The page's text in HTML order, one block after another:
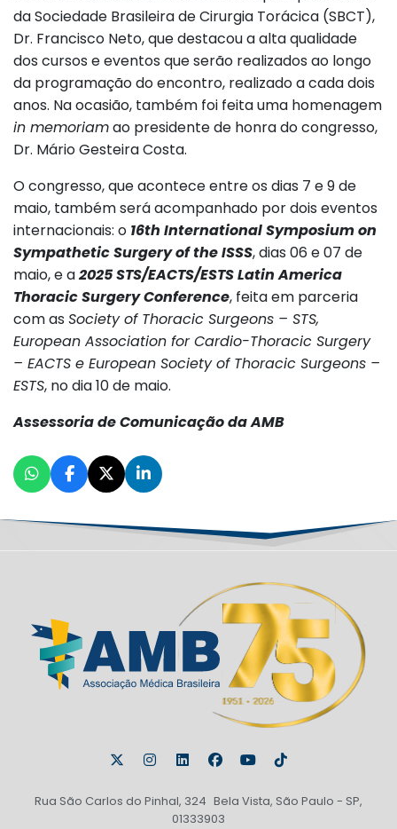
da Sociedade Brasileira de Cirurgia Torácica (SBCT),
Dr. Francisco Neto, que destacou a alta qualidade
dos cursos e eventos que serão realizados ao longo
da programação do encontro, realizado a cada dois
anos. Na ocasião, também foi feita uma homenagem
in memoriamao presidente de honra do congresso,
Dr. Mário Gesteira Costa.
O congresso, que acontece entre os dias 7 e 9 de
maio, também será acompanhado por dois eventos
internacionais: o 16th International Symposium on
Sympathetic Surgery of the ISSS, dias 06 e 07 de
maio, e a2025 STS/EACTS/ESTS Latin America
Thoracic Surgery Conference, feita em parceria
com as Society of Thoracic Surgeons – STS,
European Association for Cardio-Thoracic Surgery
– EACTS e European Society of Thoracic Surgeons –
ESTS, no dia 10 de maio.
Assessoria de Comunicação da AMB
Rua São Carlos do Pinhal, 324 Bela Vista, São Paulo - SP,
01333903